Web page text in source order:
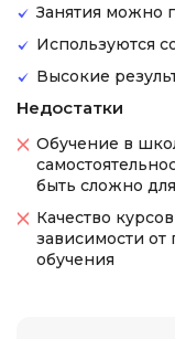
Занятия можно
Используются
Высокие
Недостатки
Обучение в
быть сложно
Качество
зависимости
обучения